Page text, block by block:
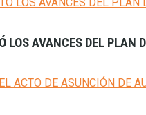
LOS AVANCES DEL PLAN